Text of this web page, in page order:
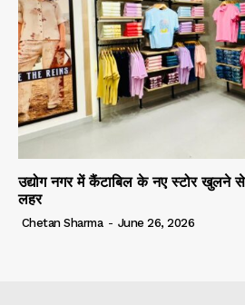
उद्योग नगर में कैंटाबिल के नए स्टोर खुलने
लहर
Chetan Sharma - June 26, 2026